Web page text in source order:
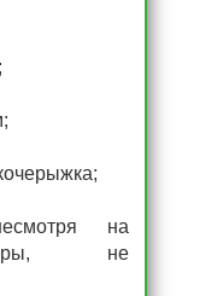
на
не